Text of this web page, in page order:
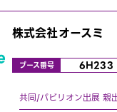
株式会社オースミ
ブース番号 6H233